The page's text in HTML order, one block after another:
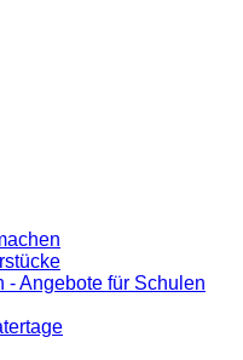
- Angebote für Schulen